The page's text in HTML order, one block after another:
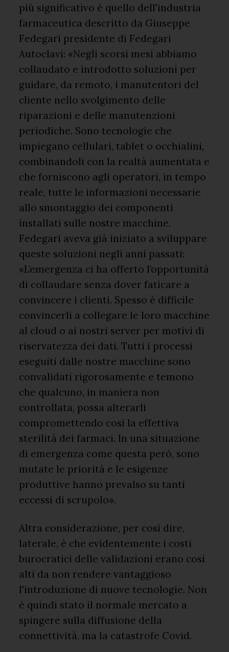
più significativo è quello dell'industria
farmaceutica descritto da Giuseppe
Fedegari presidente di Fedegari
Autoclavi: «Negli scorsi mesi abbiamo
collaudato e introdotto soluzioni per
guidare, da remoto, i manutentori del
cliente nello svolgimento delle
riparazioni e delle manutenzioni
periodiche. Sono tecnologie che
impiegano cellulari, tablet o occhialini,
combinandoli con la realtà aumentata e
che forniscono agli operatori, in tempo
reale, tutte le informazioni necessarie
allo smontaggio dei componenti
installati sulle nostre macchine.
Fedegari aveva già iniziato a sviluppare
queste soluzioni negli anni passati:
«L’emergenza ci ha offerto l’opportunità
di collaudare senza dover faticare a
convincere i clienti. Spesso è difficile
convincerli a collegare le loro macchine
al cloud o ai nostri server per motivi di
riservatezza dei dati. Tutti i processi
eseguiti dalle nostre macchine sono
convalidati rigorosamente e temono
che qualcuno, in maniera non
controllata, possa alterarli
compromettendo così la effettiva
sterilità dei farmaci. In una situazione
di emergenza come questa però, sono
mutate le priorità e le esigenze
produttive hanno prevalso su tanti
eccessi di scrupolo».
Altra considerazione, per così dire,
laterale, è che evidentemente i costi
burocratici delle validazioni erano così
alti da non rendere vantaggioso
l'introduzione di nuove tecnologie. Non
è quindi stato il normale mercato a
spingere sulla diffusione della
connettività, ma la catastrofe Covid.